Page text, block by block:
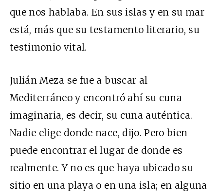
que nos hablaba. En sus islas y en su mar
está, más que su testamento literario, su
testimonio vital.
Julián Meza se fue a buscar al
Mediterráneo y encontró ahí su cuna
imaginaria, es decir, su cuna auténtica.
Nadie elige donde nace, dijo. Pero bien
puede encontrar el lugar de donde es
realmente. Y no es que haya ubicado su
sitio en una playa o en una isla; en alguna